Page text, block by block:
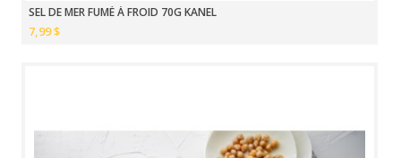
SEL DE MER FUMÉ À FROID 70G KANEL
7,99 $